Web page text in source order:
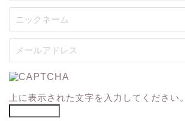
上に表示された文字を入力してください。